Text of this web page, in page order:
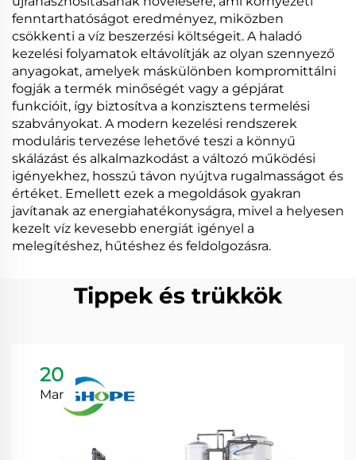
fenntarthatóságot eredményez, miközben
csökkenti a víz beszerzési költségeit. A haladó
kezelési folyamatok eltávolítják az olyan szennyező
anyagokat, amelyek máskülönben kompromittálni
fogják a termék minőségét vagy a gépjárat
funkcióit, így biztosítva a konzisztens termelési
szabványokat. A modern kezelési rendszerek
moduláris tervezése lehetővé teszi a könnyű
skálázást és alkalmazkodást a változó működési
igényekhez, hosszú távon nyújtva rugalmasságot és
értéket. Emellett ezek a megoldások gyakran
javítanak az energiahatékonyságra, mivel a helyesen
kezelt víz kevesebb energiát igényel a
melegítéshez, hűtéshez és feldolgozásra.
Tippek és trükkök
20
Mar